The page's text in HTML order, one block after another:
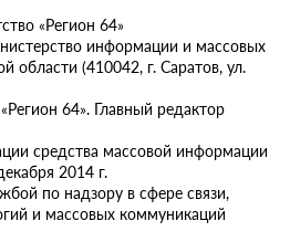
«Регион 64»
информации и массовых
области (410042, г. Саратов, ул.
64». Главный редактор
средства массовой информации
2014 г.
по надзору в сфере связи,
и массовых коммуникаций